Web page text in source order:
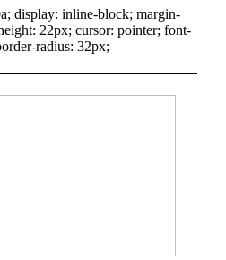
display: inline-block; margin-
22px; cursor: pointer; font-
radius: 32px;